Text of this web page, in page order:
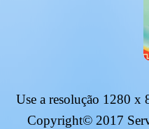
Use a resolução 1280 x
Copyright© 2017